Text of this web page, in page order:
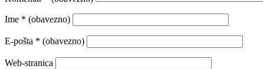
Ime * (obavezno)
E-pošta * (obavezno)
Web-stranica